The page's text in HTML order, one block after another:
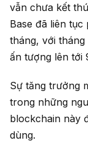
vẫn chưa kết
Base đã liên
tháng, với
ấn tượng lên tới
Sự tăng trưởng
trong những
blockchain này
dùng.